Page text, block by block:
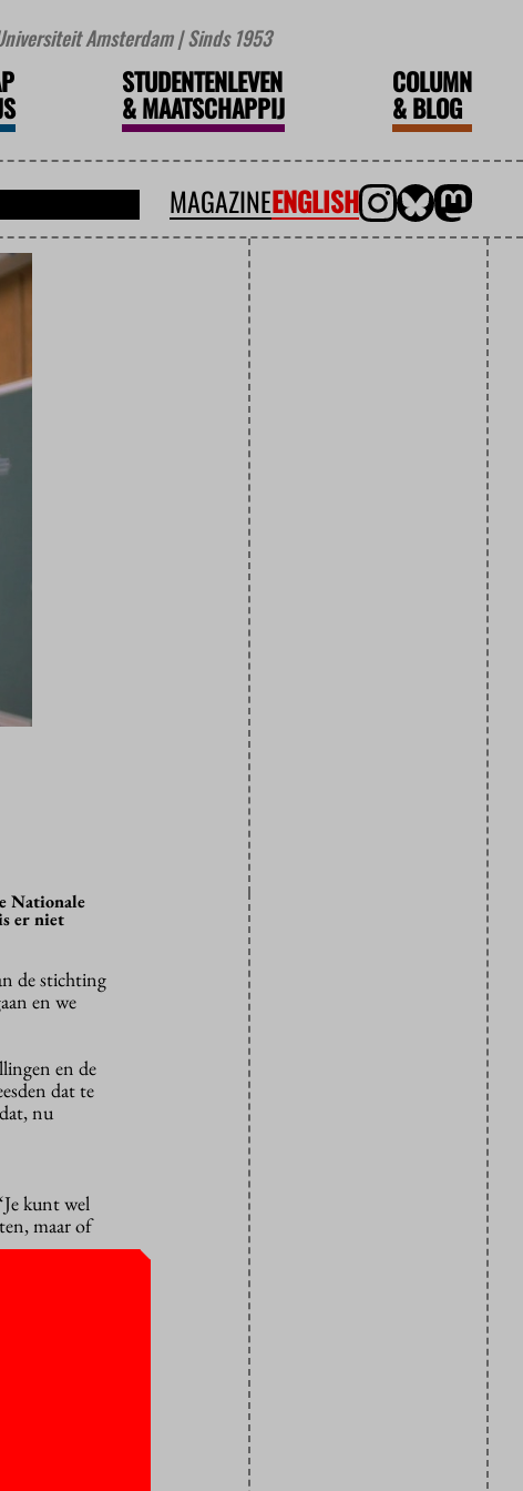
Amsterdam | Sinds 1953
STUDENTENLEVEN
&MAATSCHAPPIJ
COLUMN
&BLOG
MAGAZINEENGLISH
Nationale
er niet
de stichting
en we
en de
dat te
nu
kunt wel
maar of
en
macht het
noemt
rond de